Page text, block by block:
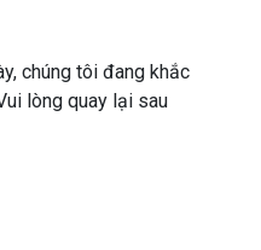
chúng tôi đang khắc
lòng quay lại sau